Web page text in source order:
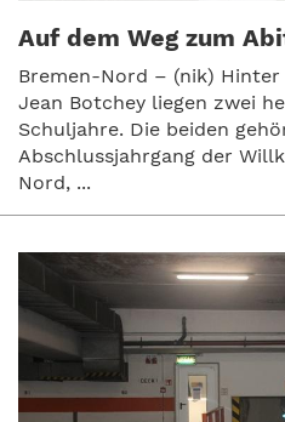
Auf dem Weg zum
Bremen-Nord – (nik)
Jean Botchey liegen zwei
Schuljahre. Die beiden
Abschlussjahrgang der
Nord, ...